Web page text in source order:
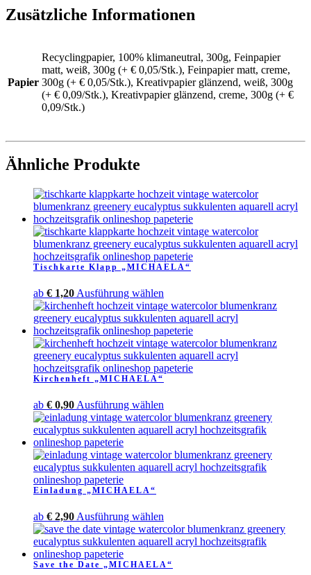
Zusätzliche Informationen
Papier
Recyclingpapier, 100% klimaneutral, 300g, Feinpapier
matt, weiß, 300g (+ € 0,05/Stk.), Feinpapier matt, creme,
300g (+ € 0,05/Stk.), Kreativpapier glänzend, weiß, 300g
(+ € 0,09/Stk.), Kreativpapier glänzend, creme, 300g (+ €
0,09/Stk.)
Ähnliche Produkte
Tischkarte Klapp „MICHAELA“
ab € 1,20 Ausführung wählen
Produkt
weist
mehrere
Varianten
auf.
Die
Optionen
der
Produktseite
werden
Kirchenheft „MICHAELA“
ab € 0,90 Ausführung wählen
Produkt
weist
Varianten
auf.
der
Produktseite
werden
Einladung „MICHAELA“
ab € 2,90 Ausführung wählen
Produkt
weist
Varianten
Save the Date „MICHAELA“